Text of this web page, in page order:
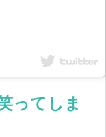
ってしま